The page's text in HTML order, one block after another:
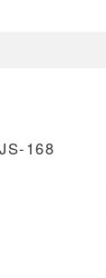
168